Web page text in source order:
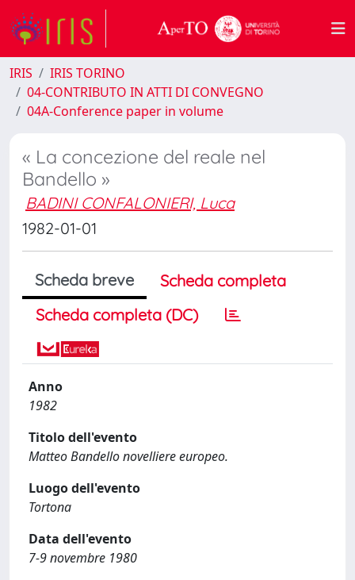
IRIS
IRIS TORINO
04-CONTRIBUTO IN ATTI DI CONVEGNO
04A-Conference paper in volume
« La concezione del reale nel
Bandello »
BADINI CONFALONIERI, Luca
1982-01-01
Scheda breve
Scheda completa
Scheda completa (DC)
Anno
1982
Titolo dell'evento
Matteo Bandello novelliere europeo.
Luogo dell'evento
Tortona
Data dell'evento
7-9 novembre 1980